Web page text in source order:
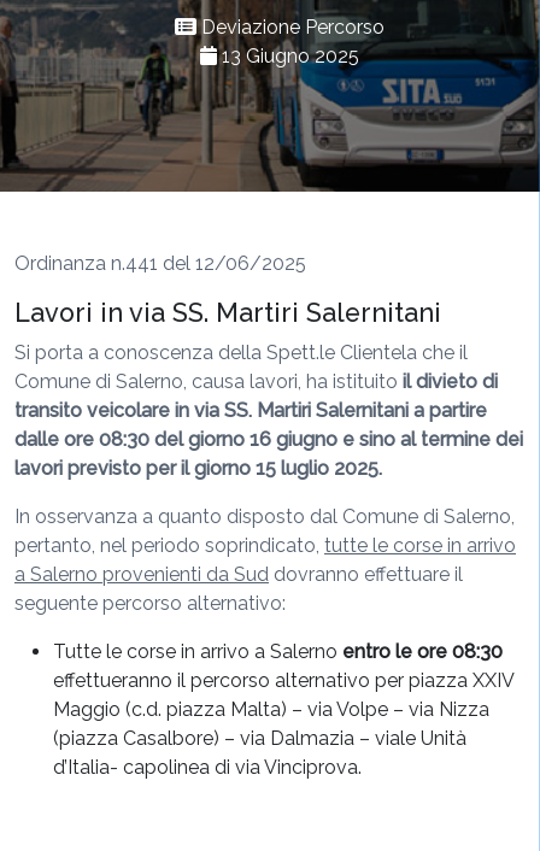
Deviazione Percorso
13 Giugno 2025
Ordinanza n.441 del 12/06/2025
Lavori in via SS. Martiri Salernitani
Si porta a conoscenza della Spett.le Clientela che il
Comune di Salerno, causa lavori, ha istituito il divieto di
transito veicolare in via SS. Martiri Salernitani a partire
dalle ore 08:30 del giorno 16 giugno e sino al termine dei
lavori previsto per il giorno 15 luglio 2025.
In osservanza a quanto disposto dal Comune di Salerno,
pertanto, nel periodo soprindicato, tutte le corse in arrivo
a Salerno provenienti da Sud dovranno effettuare il
seguente percorso alternativo:
Tutte le corse in arrivo a Salerno entro le ore 08:30
effettueranno il percorso alternativo per piazza XXIV
Maggio (c.d. piazza Malta) – via Volpe – via Nizza
(piazza Casalbore) – via Dalmazia – viale Unità
d’Italia- capolinea di via Vinciprova.